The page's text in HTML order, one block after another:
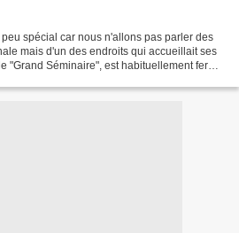
spécial car nous n'allons pas parler des
mais d'un des endroits qui accueillait ses
"Grand Séminaire", est habituellement fermé